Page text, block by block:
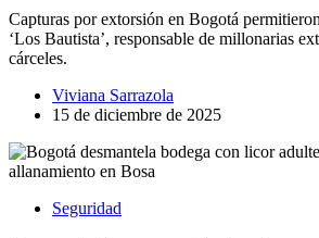
Capturas por extorsión en Bogotá
‘Los Bautista’, responsable de millonarias
cárceles.
Viviana Sarrazola
15 de diciembre de 2025
Seguridad